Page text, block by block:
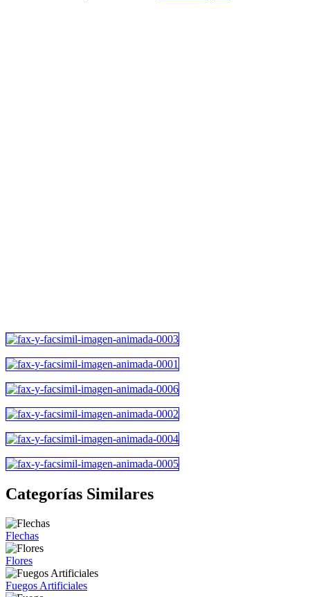
Categorías Similares
Flechas
Flores
Fuegos Artificiales